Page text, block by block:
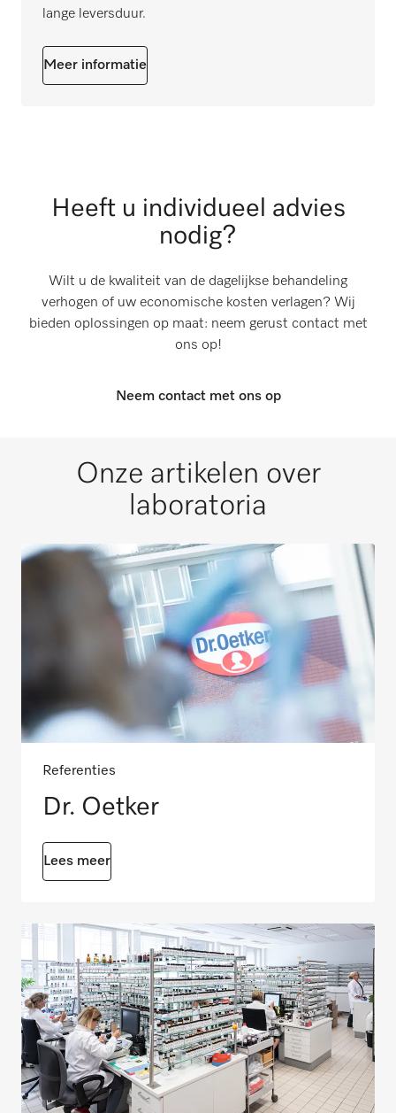
lange leversduur.
Meer informatie
Heeft u individueel advies
nodig?
Wilt u de kwaliteit van de dagelijkse behandeling
verhogen of uw economische kosten verlagen? Wij
bieden oplossingen op maat: neem gerust contact met
ons op!
Neem contact met ons op
Onze artikelen over
laboratoria
Referenties
Dr. Oetker
Lees meer